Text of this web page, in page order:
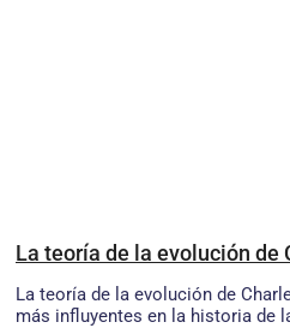
La teoría de la evolución de
La teoría de la evolución de
más influyentes en la historia de